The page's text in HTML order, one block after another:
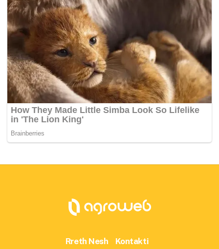
Rreth Nesh Kontakti